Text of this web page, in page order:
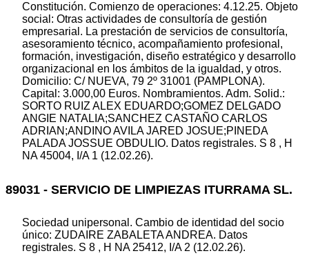
Constitución. Comienzo de operaciones: 4.12.25. Objeto
social: Otras actividades de consultoría de gestión
empresarial. La prestación de servicios de consultoría,
asesoramiento técnico, acompañamiento profesional,
formación, investigación, diseño estratégico y desarrollo
organizacional en los ámbitos de la igualdad, y otros.
Domicilio: C/ NUEVA, 79 2º 31001 (PAMPLONA).
Capital: 3.000,00 Euros. Nombramientos. Adm. Solid.:
SORTO RUIZ ALEX EDUARDO;GOMEZ DELGADO
ANGIE NATALIA;SANCHEZ CASTAÑO CARLOS
ADRIAN;ANDINO AVILA JARED JOSUE;PINEDA
PALADA JOSSUE OBDULIO. Datos registrales. S 8 , H
NA 45004, I/A 1 (12.02.26).
89031 - SERVICIO DE LIMPIEZAS ITURRAMA SL.
Sociedad unipersonal. Cambio de identidad del socio
único: ZUDAIRE ZABALETA ANDREA. Datos
registrales. S 8 , H NA 25412, I/A 2 (12.02.26).